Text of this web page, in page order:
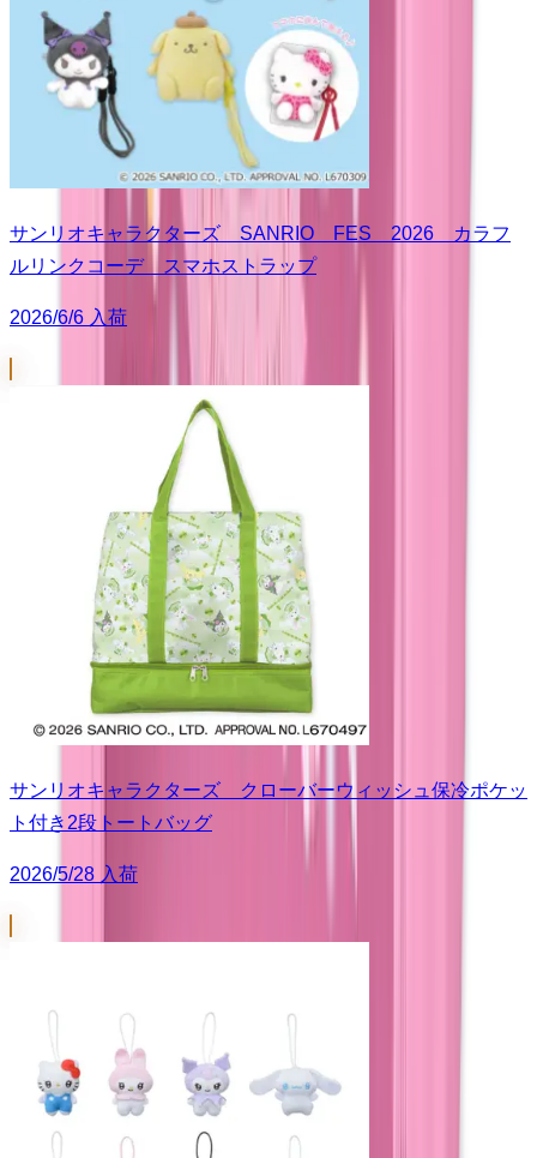
サンリオキャラクターズ SANRIO FES 2026 カラフ
ルリンクコーデ スマホストラップ
2026/6/6 入荷
サンリオキャラクターズ クローバーウィッシュ保冷ポケッ
ト付き2段トートバッグ
2026/5/28 入荷